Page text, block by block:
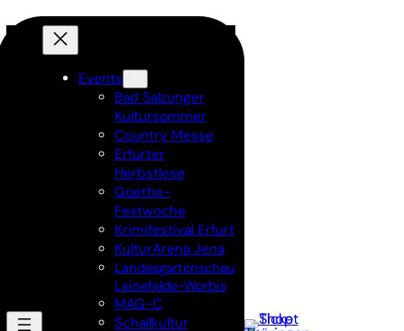
Events
Bad Salzunger
Kultursommer
Country Messe
Erfurter
Herbstlese
Goethe-
Festwoche
Krimifestival Erfurt
KulturArena Jena
Landesgartenschau
Leinefelde-Worbis
MAG-C
Schallkultur